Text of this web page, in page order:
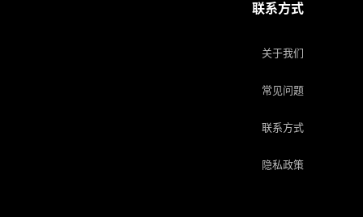
联系方式
关于我们
常见问题
联系方式
隐私政策